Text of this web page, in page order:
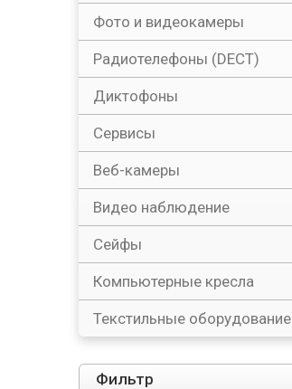
Фото и видеокамеры
Радиотелефоны (DECT)
Диктофоны
Сервисы
Веб-камеры
Видео наблюдение
Сейфы
Компьютерные кресла
Текстильные оборудование
Фильтр